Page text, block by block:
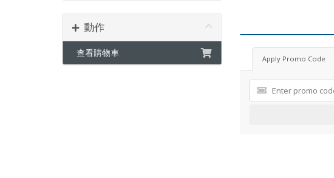
動作
查看購物車
Apply Promo Code